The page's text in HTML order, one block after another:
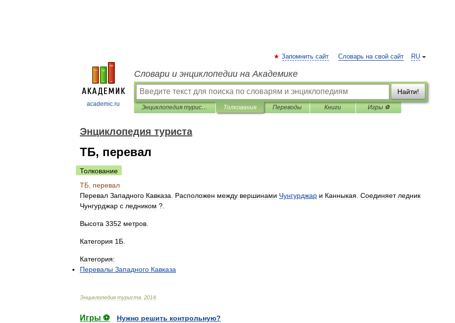
academic.ru
RU
Запомнить сайт Словарь на свой сайт
Словари и энциклопедии на Академике
Найти!
Энциклопедия туриста Толкования Переводы Книги Игры ⚽
Энциклопедия туриста
ТБ, перевал
Толкование
ТБ перевал
Перевал Западного Кавказа Расположен между вершинами Чунгурджар и Канныкая Соединяет ледник
Чунгурджар с ледником ?.
Высота 3352 метров
Категория 1Б
Категория:
Перевалы Западного Кавказа
Энциклопедия туриста 2014
Игры ⚽
Нужно решить контрольную?